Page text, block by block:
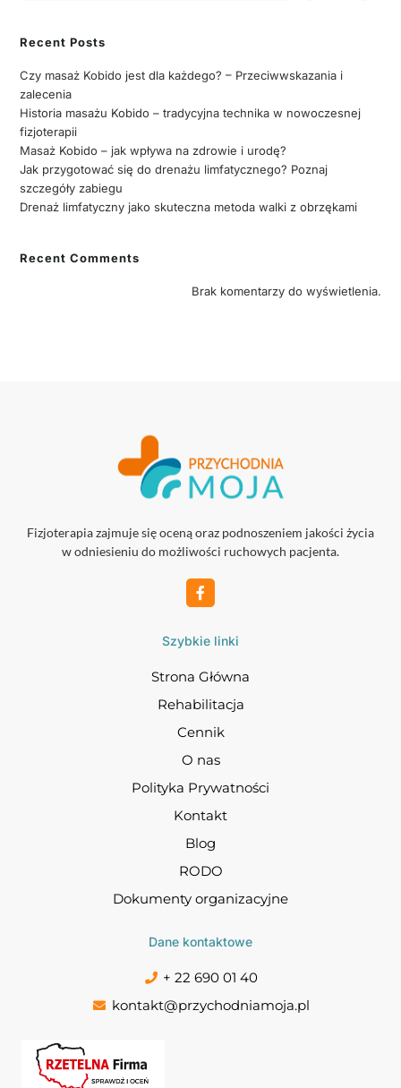
Recent Posts
Czy masaż Kobido jest dla każdego? – Przeciwwskazania i
zalecenia
Historia masażu Kobido – tradycyjna technika w nowoczesnej
fizjoterapii
Masaż Kobido – jak wpływa na zdrowie i urodę?
Jak przygotować się do drenażu limfatycznego? Poznaj
szczegóły zabiegu
Drenaż limfatyczny jako skuteczna metoda walki z obrzękami
Recent Comments
Brak komentarzy do wyświetlenia.
Fizjoterapia zajmuje się oceną oraz podnoszeniem jakości życia
w odniesieniu do możliwości ruchowych pacjenta.
Szybkie linki
Strona Główna
Rehabilitacja
Cennik
O nas
Polityka Prywatności
Kontakt
Blog
RODO
Dokumenty organizacyjne
Dane kontaktowe
+ 22 690 01 40
kontakt@przychodniamoja.pl